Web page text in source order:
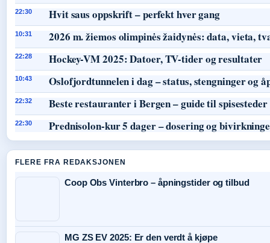
22:30 Hvit saus oppskrift – perfekt hver gang
10:31 2026 m. žiemos olimpinės žaidynės: data, vieta,
22:28 Hockey-VM 2025: Datoer, TV-tider og resultater
10:43 Oslofjordtunnelen i dag – status, stengninger og
22:32 Beste restauranter i Bergen – guide til spisesteder
22:30 Prednisolon-kur 5 dager – dosering og
FLERE FRA REDAKSJONEN
Coop Obs Vinterbro – åpningstider og tilbud
MG ZS EV 2025: Er den verdt å kjøpe